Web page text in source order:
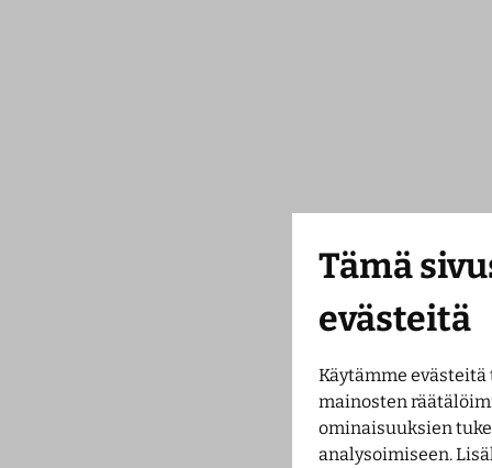
Tämä
evästeitä
Käytämme
mainosten
ominaisuuksien
analysoimiseen.